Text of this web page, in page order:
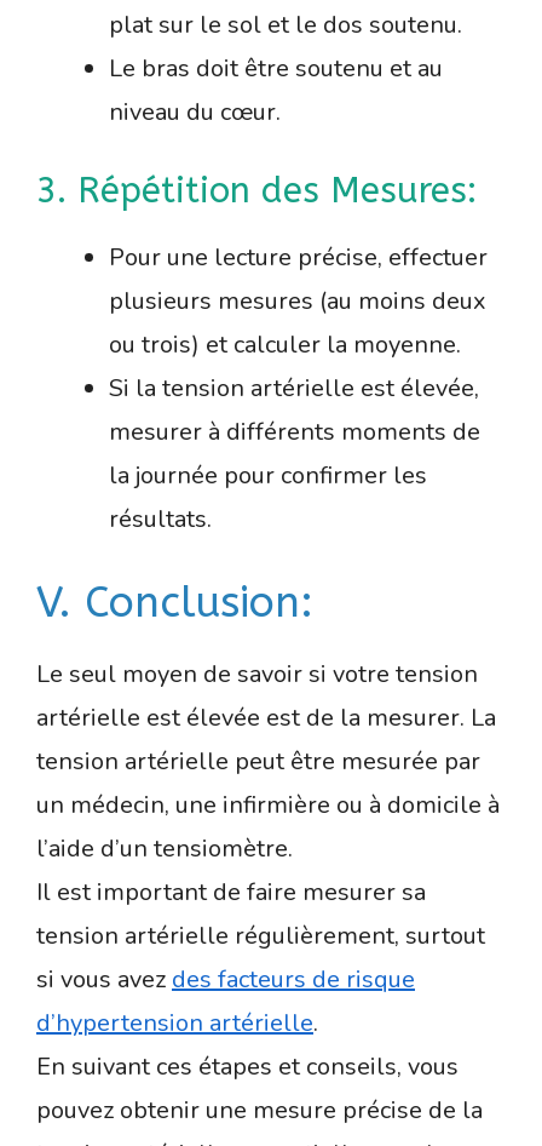
plat sur le sol et le dos soutenu.
Le bras doit être soutenu et au
niveau du cœur.
3. Répétition des Mesures:
Pour une lecture précise, effectuer
plusieurs mesures (au moins deux
ou trois) et calculer la moyenne.
Si la tension artérielle est élevée,
mesurer à différents moments de
la journée pour confirmer les
résultats.
V. Conclusion:
Le seul moyen de savoir si votre tension
artérielle est élevée est de la mesurer. La
tension artérielle peut être mesurée par
un médecin, une infirmière ou à domicile à
l’aide d’un tensiomètre.
Il est important de faire mesurer sa
tension artérielle régulièrement, surtout
si vous avez des facteurs de risque
d’hypertension artérielle.
En suivant ces étapes et conseils, vous
pouvez obtenir une mesure précise de la